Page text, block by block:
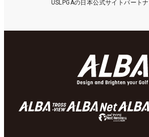
USLPGAの日本公式サイトパートナ